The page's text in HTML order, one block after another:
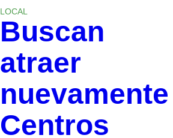
LOCAL
Buscan
atraer
nuevamente
Centros